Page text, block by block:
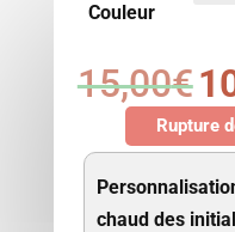
Couleur
15,00€ Le
était
Rupture
chaud des